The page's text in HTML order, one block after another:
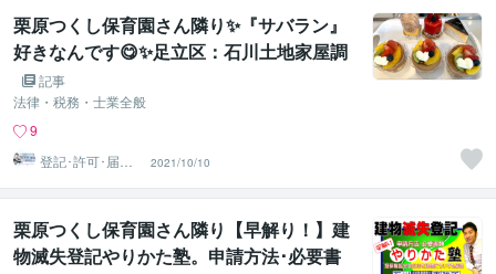
栗原つくし保育園さん隣り✨『サバラン』
好きなんです😋✨足立区：石川土地家屋調
査士･行政書士･海事代理士事務所：足立区
西新井栗原つくし保育園隣り：登記測量・
図面作成
記事
法律・税務・士業全般
9
登記･許可･届
出、各種図面作
成
2021/10/10
栗原つくし保育園さん隣り【早解り！】建
物滅失登記やりかた塾。申請方法･必要書